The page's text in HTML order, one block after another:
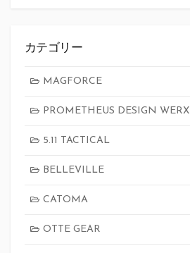
カテゴリー
MAGFORCE
PROMETHEUS DESIGN WERX
5.11 TACTICAL
BELLEVILLE
CATOMA
OTTE GEAR